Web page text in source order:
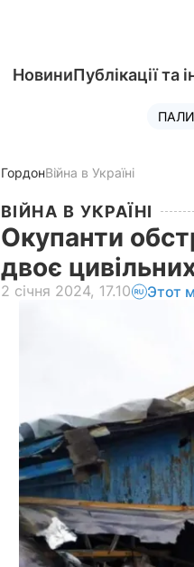
НовиниПублікації та
ГордонВійна в Україні
ВІЙНА В УКРАЇНІ
Окупанти
двоє
2 січня 2024, 17.10 Этот